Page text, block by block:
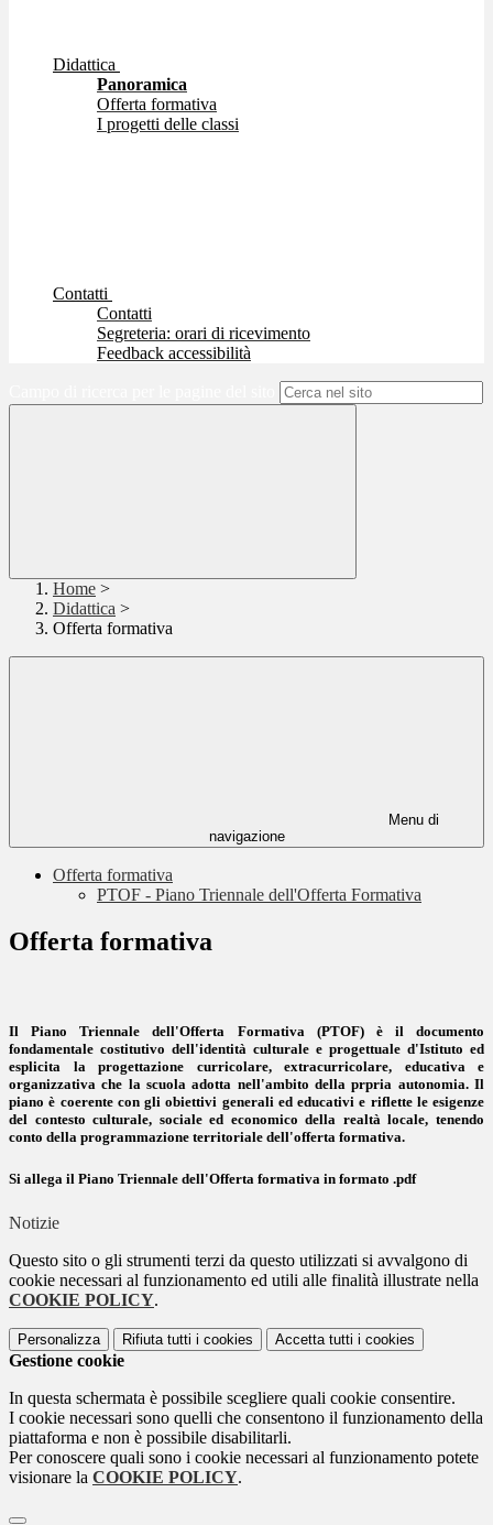
Didattica
Panoramica
Offerta formativa
I progetti delle classi
Contatti
Contatti
Segreteria: orari di ricevimento
Feedback accessibilità
Home >
Didattica >
Offerta formativa
Menu di
navigazione
Offerta formativa
PTOF - Piano Triennale dell'Offerta Formativa
Offerta formativa
Il Piano Triennale dell'Offerta Formativa (PTOF) è il documento
fondamentale costitutivo dell'identità culturale e progettuale d'Istituto ed
esplicita la progettazione curricolare, extracurricolare, educativa e
organizzativa che la scuola adotta nell'ambito della prpria autonomia. Il
piano è coerente con gli obiettivi generali ed educativi e riflette le esigenze
del contesto culturale, sociale ed economico della realtà locale, tenendo
conto della programmazione territoriale dell'offerta formativa.
Si allega il Piano Triennale dell'Offerta formativa in formato .pdf
Notizie
Questo sito o gli strumenti terzi da questo utilizzati si avvalgono di
cookie necessari al funzionamento ed utili alle finalità illustrate nella
COOKIE POLICY.
Personalizza Rifiuta tutti i cookies Accetta tutti i cookies
Gestione cookie
In questa schermata è possibile scegliere quali cookie consentire.
I cookie necessari sono quelli che consentono il funzionamento della
piattaforma e non è possibile disabilitarli.
Per conoscere quali sono i cookie necessari al funzionamento potete
visionare la COOKIE POLICY.